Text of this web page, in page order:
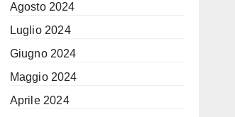
Agosto 2024
Luglio 2024
Giugno 2024
Maggio 2024
Aprile 2024